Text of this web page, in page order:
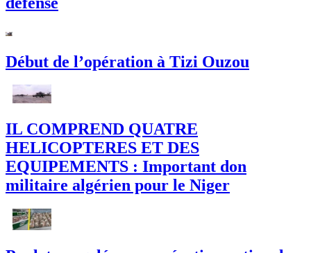
IL COMPREND QUATRE
HELICOPTERES ET DES
EQUIPEMENTS : Important don